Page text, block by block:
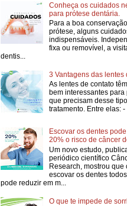
Conheça os cuidados
para prótese dentária.
Para a boa
prótese, alguns
indispensáveis.
fixa ou removível, a
dentis...
3 Vantagens das lentes
As lentes de contato
bem interessantes para
que precisam desse
tratamento. Entre elas:
Escovar os dentes
20% o risco de câncer
Um novo estudo,
periódico científico
Research, mostrou que
escovar os dentes
pode reduzir em m...
O que te impede de